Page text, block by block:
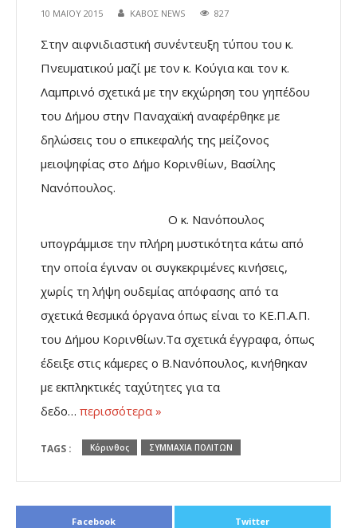
10 ΜΑΪ́ΟΥ 2015 ΚΑΒΟΣ NEWS 827
Στην αιφνιδιαστική συνέντευξη τύπου του κ.
Πνευματικού μαζί με τον κ. Κούγια και τον κ.
Λαμπρινό σχετικά με την εκχώρηση του γηπέδου
του Δήμου στην Παναχαϊκή αναφέρθηκε με
δηλώσεις του ο επικεφαλής της μείζονος
μειοψηφίας στο Δήμο Κορινθίων, Βασίλης
Νανόπουλος.
Ο κ. Νανόπουλος
υπογράμμισε την πλήρη μυστικότητα κάτω από
την οποία έγιναν οι συγκεκριμένες κινήσεις,
χωρίς τη λήψη ουδεμίας απόφασης από τα
σχετικά θεσμικά όργανα όπως είναι το ΚΕ.Π.Α.Π.
του Δήμου Κορινθίων.Τα σχετικά έγγραφα, όπως
έδειξε στις κάμερες ο Β.Νανόπουλος, κινήθηκαν
με εκπληκτικές ταχύτητες για τα
δεδο… περισσότερα »
TAGS : Κόρινθος ΣΥΜΜΑΧΙΑ ΠΟΛΙΤΩΝ
Facebook Twitter